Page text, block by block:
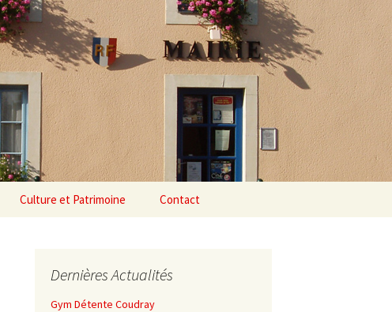
Culture et Patrimoine Contact
Dernières Actualités
Gym Détente Coudray